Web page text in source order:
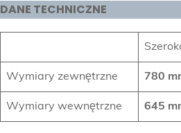
DANE TECHNICZNE
Wymiary zewnętrzne 780
Wymiary wewnętrzne 645